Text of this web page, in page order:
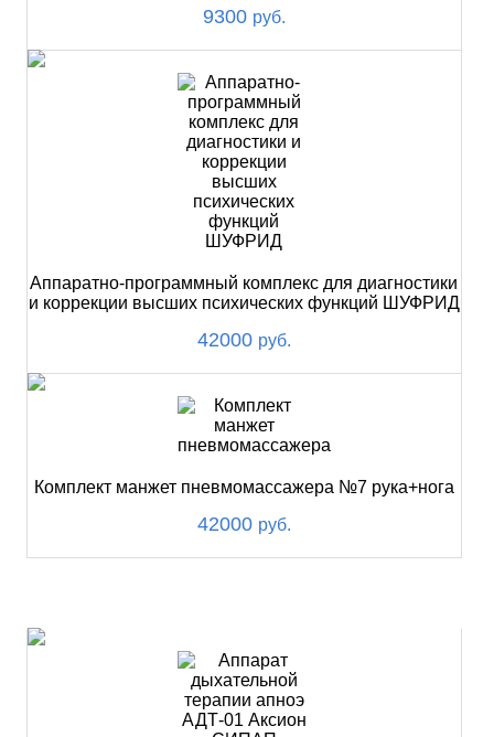
9300 руб.
Аппаратно-программный комплекс для диагностики
и коррекции высших психических функций ШУФРИД
42000 руб.
Комплект манжет пневмомассажера №7 рука+нога
42000 руб.